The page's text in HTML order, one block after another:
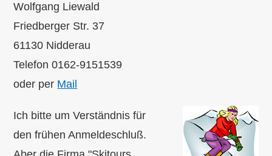
Wolfgang Liewald
Friedberger Str. 37
61130 Nidderau
Telefon 0162-9151539
oder per Mail
Ich bitte um Verständnis für
den frühen Anmeldeschluß.